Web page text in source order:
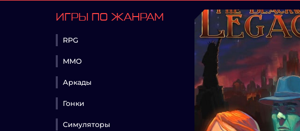
ИГРЫ ПО ЖАНРАМ
RPG
MMO
Аркады
Гонки
Симуляторы